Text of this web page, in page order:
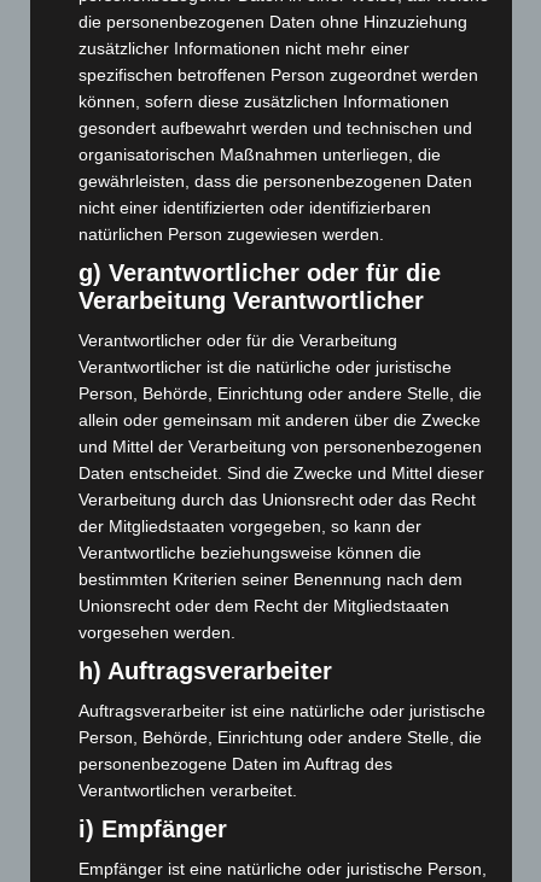
Mai 2026(99)
April 2026(99)
März 2026(115)
Februar 2026
(109)
Januar 2026(122)
Dezember 2025(103)
Oktober 2025(112)
August 2025(90)
Juli 2025(90)
Juni 2025(103)
Mai 2025(112)
April 2025(88)
März 2025
(111)
Februar 2025(96)
Januar 2025(88)
November 2024 (94)
Oktober 2024(93)
September 2024(112)
August 2024(107)
Juli 2024(89)
Juni 2024(107)
die personenbezogenen Daten ohne Hinzuziehung
zusätzlicher Informationen nicht mehr einer
spezifischen betroffenen Person zugeordnet werden
können, sofern diese zusätzlichen Informationen
gesondert aufbewahrt werden und technischen und
organisatorischen Maßnahmen unterliegen, die
gewährleisten, dass die personenbezogenen Daten
nicht einer identifizierten oder identifizierbaren
natürlichen Person zugewiesen werden.
g) Verantwortlicher oder für die
Verarbeitung Verantwortlicher
Verantwortlicher oder für die Verarbeitung
Verantwortlicher ist die natürliche oder juristische
Person, Behörde, Einrichtung oder andere Stelle, die
allein oder gemeinsam mit anderen über die Zwecke
und Mittel der Verarbeitung von personenbezogenen
Daten entscheidet. Sind die Zwecke und Mittel dieser
Verarbeitung durch das Unionsrecht oder das Recht
der Mitgliedstaaten vorgegeben, so kann der
Verantwortliche beziehungsweise können die
bestimmten Kriterien seiner Benennung nach dem
Unionsrecht oder dem Recht der Mitgliedstaaten
vorgesehen werden.
h) Auftragsverarbeiter
Auftragsverarbeiter ist eine natürliche oder juristische
Person, Behörde, Einrichtung oder andere Stelle, die
personenbezogene Daten im Auftrag des
Verantwortlichen verarbeitet.
i) Empfänger
Empfänger ist eine natürliche oder juristische Person,